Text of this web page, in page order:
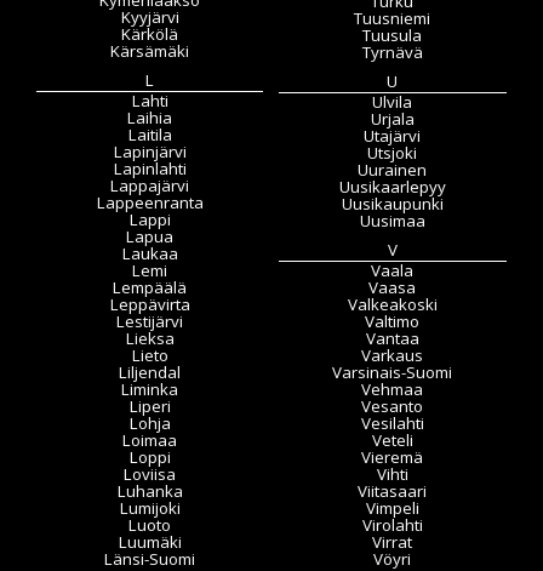
Kyyjärvi
Kärkölä
Kärsämäki
L
Lahti
Laihia
Laitila
Lapinjärvi
Lapinlahti
Lappajärvi
Lappeenranta
Lappi
Lapua
Laukaa
Lemi
Lempäälä
Leppävirta
Lestijärvi
Lieksa
Lieto
Liljendal
Liminka
Liperi
Lohja
Loimaa
Loppi
Loviisa
Luhanka
Lumijoki
Luoto
Luumäki
Länsi-Suomi
Tuusniemi
Tuusula
Tyrnävä
U
Ulvila
Urjala
Utajärvi
Utsjoki
Uurainen
Uusikaarlepyy
Uusikaupunki
Uusimaa
V
Vaala
Vaasa
Valkeakoski
Valtimo
Vantaa
Varkaus
Varsinais-Suomi
Vehmaa
Vesanto
Vesilahti
Veteli
Vieremä
Vihti
Viitasaari
Vimpeli
Virolahti
Virrat
Vöyri